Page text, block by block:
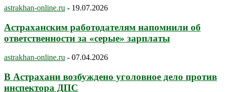
astrakhan-online.ru - 19.07.2026
Астраханским работодателям напомнили об
ответственности за «серые» зарплаты
astrakhan-online.ru - 07.04.2026
В Астрахани возбуждено уголовное дело против
инспектора ДПС